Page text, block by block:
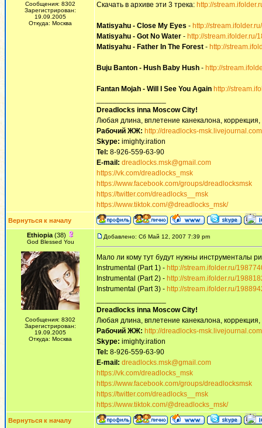
Сообщения: 8302
Зарегистрирован:
19.09.2005
Откуда: Москва
Скачать в архиве эти 3 трека: http://
Matisyahu - Сlose My Eyes - http://
Matisyahu - Got No Water - http://stream.ifolder.ru/
Matisyahu - Father In The Forest - http://
Buju Banton - Hush Baby Hush - http://
Fantan Mojah - Will I See You Again http://
Dreadlocks inna Moscow Сity!
Любая длина, вплетение канекалона,
Рабочий ЖЖ: http://dreadlocks-
Skype: imighty.iration
Tel: 8-926-559-63-90
E-mail: dreadlocks.msk@gmail.com
https://vk.com/dreadlocks_msk
https://www.facebook.com/groups/dreadlocksmsk
https://twitter.com/dreadlocks__msk
https://www.tiktok.com/@dreadlocks_msk/
Вернуться к началу
Ethiopia(38)
God Blessed You
Сообщения: 8302
Зарегистрирован:
19.09.2005
Откуда: Москва
Добавлено: Сб Май 12, 2007 7:39 pm
Мало ли кому тут будут нужны инструменталы
Instrumental (Part 1) - http://stream.ifolder.ru/
Instrumental (Part 2) - http://stream.ifolder.ru/
Instrumental (Part 3) - http://stream.ifolder.ru/
Dreadlocks inna Moscow Сity!
Любая длина, вплетение канекалона,
Рабочий ЖЖ: http://dreadlocks-
Skype: imighty.iration
Tel: 8-926-559-63-90
E-mail: dreadlocks.msk@gmail.com
https://vk.com/dreadlocks_msk
https://www.facebook.com/groups/dreadlocksmsk
https://twitter.com/dreadlocks__msk
https://www.tiktok.com/@dreadlocks_msk/
Вернуться к началу